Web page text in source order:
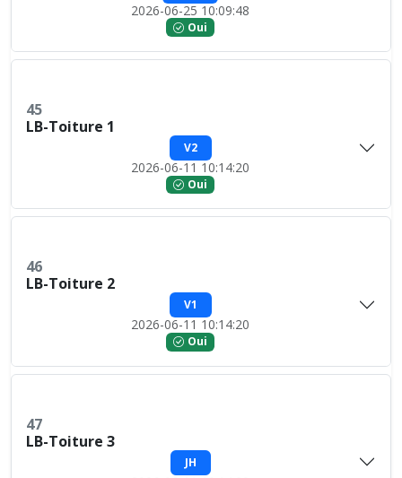
2026-06-25 10:09:48
Oui
45
LB-Toiture 1
V2
2026-06-11 10:14:20
Oui
46
LB-Toiture 2
V1
2026-06-11 10:14:20
Oui
47
LB-Toiture 3
JH